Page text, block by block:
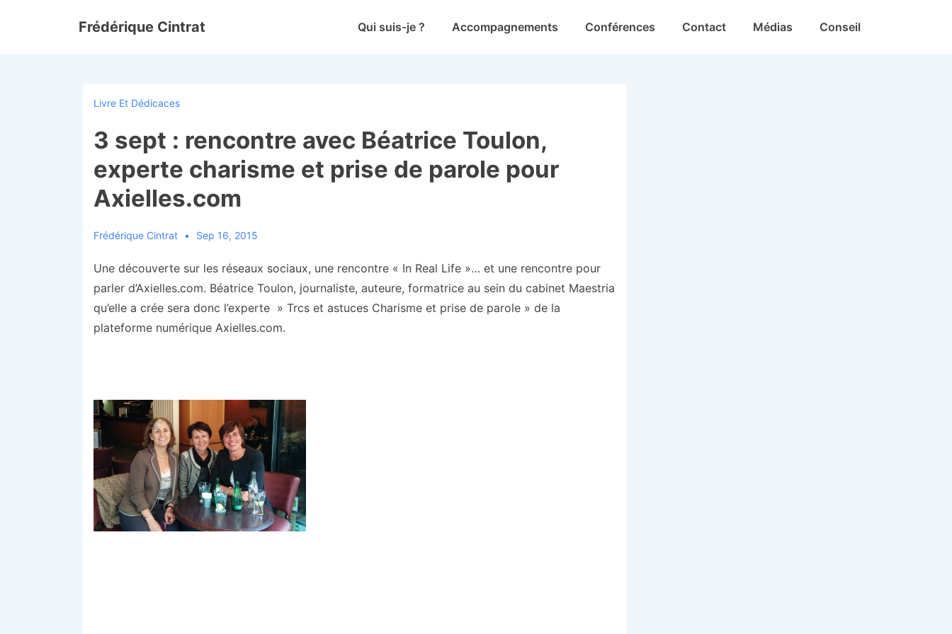
Frédérique Cintrat
MainQui suis-je ? Accompagnements Conférences Contact Médias Conseil
Livre Et Dédicaces
3 sept : rencontre avec Béatrice Toulon,
experte charisme et prise de parole pour
Axielles.com
Frédérique Cintrat Sep 16, 2015
Une découverte sur les réseaux sociaux, une rencontre « In Real Life »… et une rencontre pour
parler d’Axielles.com. Béatrice Toulon, journaliste, auteure, formatrice au sein du cabinet Maestria
qu’elle a crée sera donc l’experte » Trcs et astuces Charisme et prise de parole » de la
plateforme numérique Axielles.com.